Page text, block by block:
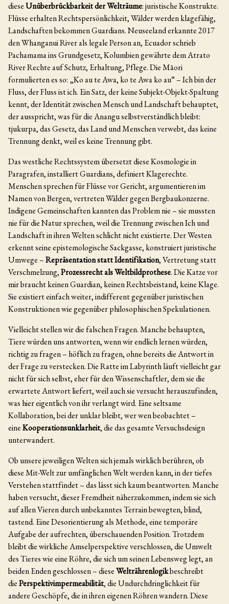
dieseUnüberbrückbarkeit der Welträume: juristische Konstrukte.
Flüsse erhalten Rechtspersönlichkeit, Wälder werden klagefähig,
Landschaften bekommen Guardians. Neuseeland erkannte 2017
den Whanganui River als legale Person an, Ecuador schrieb
Pachamama ins Grundgesetz, Kolumbien gewährte dem Atrato
River Rechte auf Schutz, Erhaltung, Pflege. Die Māori
formulierten es so: „Ko au te Awa, ko te Awa ko au“ – Ich bin der
Fluss, der Fluss ist ich. Ein Satz, der keine Subjekt-Objekt-Spaltung
kennt, der Identität zwischen Mensch und Landschaft behauptet,
der ausspricht, was für die Anangu selbstverständlich bleibt:
tjukurpa, das Gesetz, das Land und Menschen verwebt, das keine
Trennung denkt, weil es keine Trennung gibt.
Das westliche Rechtssystem übersetzt diese Kosmologie in
Paragrafen, installiert Guardians, definiert Klagerechte.
Menschen sprechen für Flüsse vor Gericht, argumentieren im
Namen von Bergen, vertreten Wälder gegen Bergbaukonzerne.
Indigene Gemeinschaften kannten das Problem nie – sie mussten
nie für die Natur sprechen, weil die Trennung zwischen Ich und
Landschaft in ihren Welten schlicht nicht existierte. Der Westen
erkennt seine epistemologische Sackgasse, konstruiert juristische
Umwege –Repräsentation statt Identifikation, Vertretung statt
Verschmelzung,Prozessrecht als Weltbildprothese. Die Katze vor
mir braucht keinen Guardian, keinen Rechtsbeistand, keine Klage.
Sie existiert einfach weiter, indifferent gegenüber juristischen
Konstruktionen wie gegenüber philosophischen Spekulationen.
Vielleicht stellen wir die falschen Fragen. Manche behaupten,
Tiere würden uns antworten, wenn wir endlich lernen würden,
richtig zu fragen – höflich zu fragen, ohne bereits die Antwort in
der Frage zu verstecken. Die Ratte im Labyrinth läuft vielleicht gar
nicht für sich selbst, eher für den Wissenschaftler, dem sie die
erwartete Antwort liefert, weil auch sie versucht herauszufinden,
was hier eigentlich von ihr verlangt wird. Eine seltsame
Kollaboration, bei der unklar bleibt, wer wen beobachtet –
eineKooperationsunklarheit, die das gesamte Versuchsdesign
unterwandert.
Ob unsere jeweiligen Welten sich jemals wirklich berühren, ob
diese Mit-Welt zur umfänglichen Welt werden kann, in der tiefes
Verstehen stattfindet – das lässt sich kaum beantworten. Manche
haben versucht, dieser Fremdheit näherzukommen, indem sie sich
auf allen Vieren durch unbekanntes Terrain bewegten, blind,
tastend. Eine Desorientierung als Methode, eine temporäre
Aufgabe der aufrechten, überschauenden Position. Trotzdem
bleibt die wirkliche Amselperspektive verschlossen, die Umwelt
des Tieres wie eine Röhre, die sich um seinen Lebensweg legt, an
beiden Enden geschlossen – dieseWeltrährenlogikbeschreibt
diePerspektivimpermeabilität, die Undurchdringlichkeit für
andere Geschöpfe, die in ihren eigenen Röhren wandern. Diese